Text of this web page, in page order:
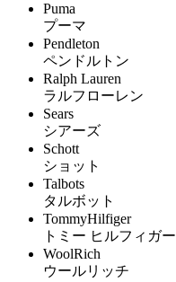
Puma
プーマ
Pendleton
ペンドルトン
Ralph Lauren
ラルフローレン
Sears
シアーズ
Schott
ショット
Talbots
タルボット
TommyHilfiger
トミー ヒルフィガー
WoolRich
ウールリッチ